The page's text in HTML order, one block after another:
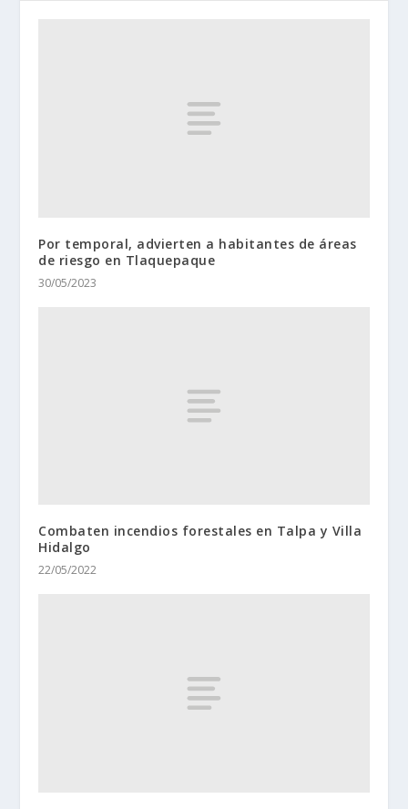
Por temporal, advierten a habitantes de áreas
de riesgo en Tlaquepaque
30/05/2023
Combaten incendios forestales en Talpa y Villa
Hidalgo
22/05/2022